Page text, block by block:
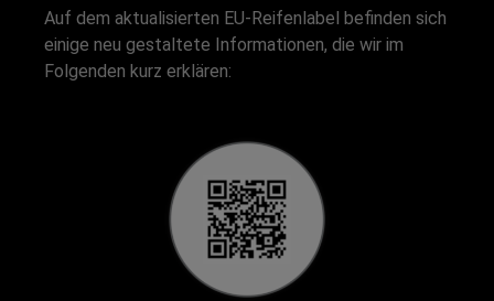
Auf dem aktualisierten EU-Reifenlabel befinden sich
einige neu gestaltete Informationen, die wir im
Folgenden kurz erklären: